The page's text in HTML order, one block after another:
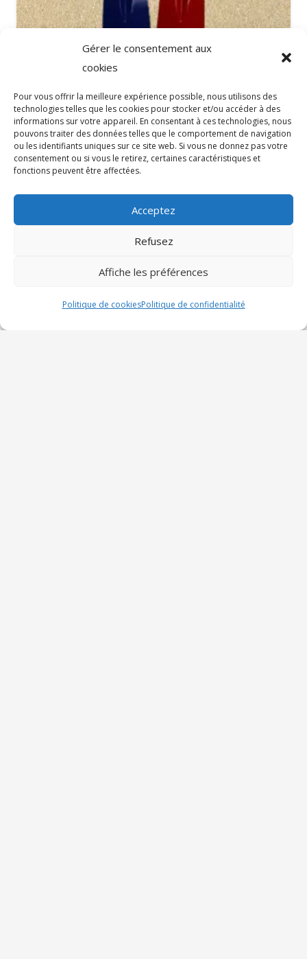
Gérer le consentement aux
cookies
Pour vous offrir la meilleure expérience possible, nous utilisons des
technologies telles que les cookies pour stocker et/ou accéder à des
informations sur votre appareil. En consentant à ces technologies, nous
pouvons traiter des données telles que le comportement de navigation
ou les identifiants uniques sur ce site web. Si vous ne donnez pas votre
consentement ou si vous le retirez, certaines caractéristiques et
fonctions peuvent être affectées.
Acceptez
Refusez
Affiche les préférences
Politique de cookiesPolitique de confidentialité
OID120 – droit
unitaire:
commander
CouleursRouge Bleu
Emballage:
24 pièces/boîte
Diamètre du bâton : 28mm
Longueur du bâton:120cm